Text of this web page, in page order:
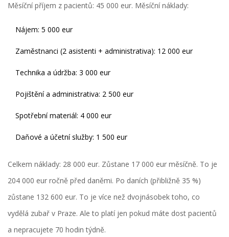
Měsíční příjem z pacientů: 45 000 eur. Měsíční náklady:
Nájem: 5 000 eur
Zaměstnanci (2 asistenti + administrativa): 12 000 eur
Technika a údržba: 3 000 eur
Pojištění a administrativa: 2 500 eur
Spotřební materiál: 4 000 eur
Daňové a účetní služby: 1 500 eur
Celkem náklady: 28 000 eur. Zůstane 17 000 eur měsíčně. To je
204 000 eur ročně před daněmi. Po daních (přibližně 35 %)
zůstane 132 600 eur. To je více než dvojnásobek toho, co
vydělá zubař v Praze. Ale to platí jen pokud máte dost pacientů
a nepracujete 70 hodin týdně.